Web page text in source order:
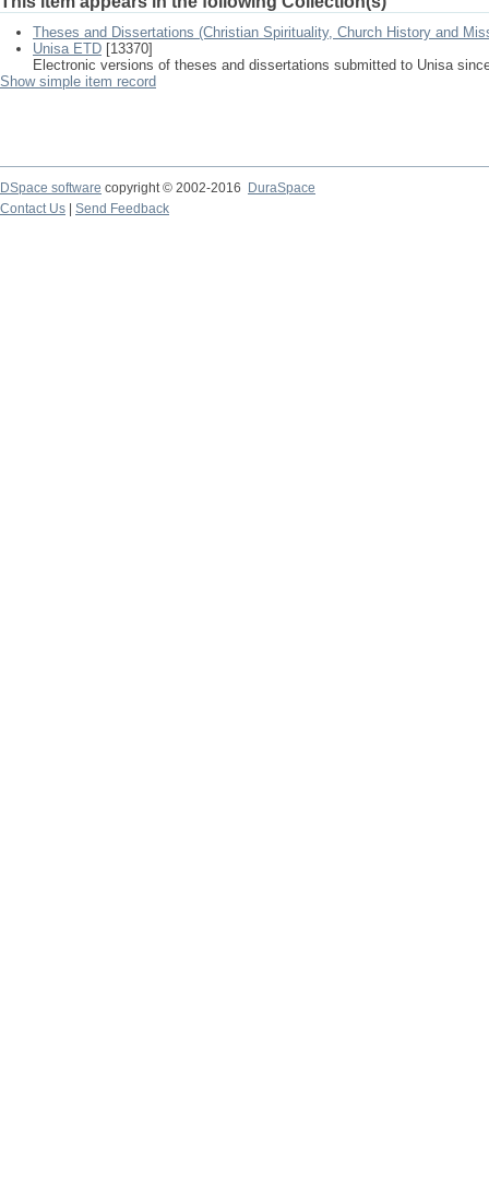
Theses and Dissertations (Christian Spirituality, Church History and
Unisa ETD [13370]
Electronic versions of theses and dissertations submitted to Unisa
Show simple item record
DSpace software copyright © 2002-2016
DuraSpace
Contact Us
Send Feedback